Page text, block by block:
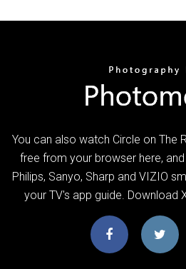
You can also watch Circle on The
free from your browser here,
Philips, Sanyo, Sharp and VIZIO
your TV's app guide. Download